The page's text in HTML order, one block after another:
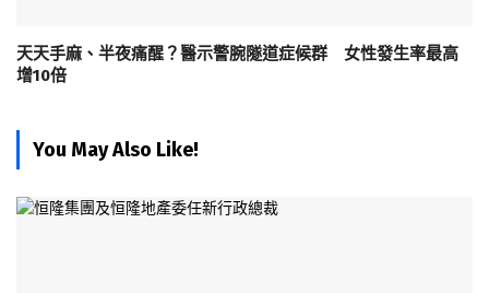
天天手麻、半夜痛醒？醫示警腕隧道症候群 女性發生率最高
增10倍
You May Also Like!